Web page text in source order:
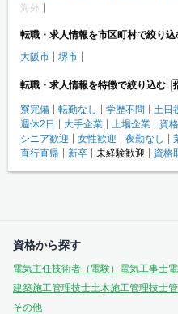
海外
転職・求人情報を市区町村で絞り込
大阪市
堺市
転職・求人情報を特徴で絞り込む
寮完備 転勤なし 学歴不問 土日
週休2日
大手企業 上場企業 資
シニア歓迎
女性歓迎 夜勤なし
直行直帰
新卒 未経験歓迎 資格
資格から探す
電気主任技術者（電験） 電気工事士
建築施工管理技士土木施工管理技士
その他